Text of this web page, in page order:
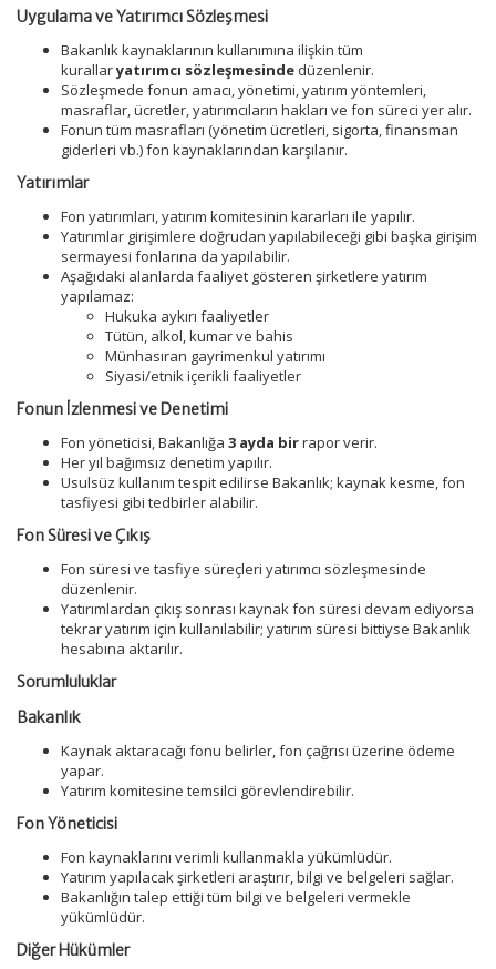
Uygulama ve Yatırımcı Sözleşmesi
Bakanlık kaynaklarının kullanımına ilişkin tüm
kurallaryatırımcı sözleşmesinde düzenlenir.
Sözleşmede fonun amacı, yönetimi, yatırım yöntemleri,
masraflar, ücretler, yatırımcıların hakları ve fon süreci yer alır.
Fonun tüm masrafları (yönetim ücretleri, sigorta, finansman
giderleri vb.) fon kaynaklarından karşılanır.
Yatırımlar
Fon yatırımları, yatırım komitesinin kararları ile yapılır.
Yatırımlar girişimlere doğrudan yapılabileceği gibi başka girişim
sermayesi fonlarına da yapılabilir.
Aşağıdaki alanlarda faaliyet gösteren şirketlere yatırım
yapılamaz:
Hukuka aykırı faaliyetler
Tütün, alkol, kumar ve bahis
Münhasıran gayrimenkul yatırımı
Siyasi/etnik içerikli faaliyetler
Fonun İzlenmesi ve Denetimi
Fon yöneticisi, Bakanlığa 3 ayda birrapor verir.
Her yıl bağımsız denetim yapılır.
Usulsüz kullanım tespit edilirse Bakanlık; kaynak kesme, fon
tasfiyesi gibi tedbirler alabilir.
Fon Süresi ve Çıkış
Fon süresi ve tasfiye süreçleri yatırımcı sözleşmesinde
düzenlenir.
Yatırımlardan çıkış sonrası kaynak fon süresi devam ediyorsa
tekrar yatırım için kullanılabilir; yatırım süresi bittiyse Bakanlık
hesabına aktarılır.
Sorumluluklar
Bakanlık
Kaynak aktaracağı fonu belirler, fon çağrısı üzerine ödeme
yapar.
Yatırım komitesine temsilci görevlendirebilir.
Fon Yöneticisi
Fon kaynaklarını verimli kullanmakla yükümlüdür.
Yatırım yapılacak şirketleri araştırır, bilgi ve belgeleri sağlar.
Bakanlığın talep ettiği tüm bilgi ve belgeleri vermekle
yükümlüdür.
Diğer Hükümler